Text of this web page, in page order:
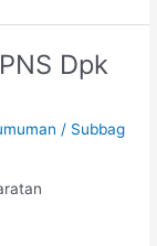
Dpk
/ Subbag